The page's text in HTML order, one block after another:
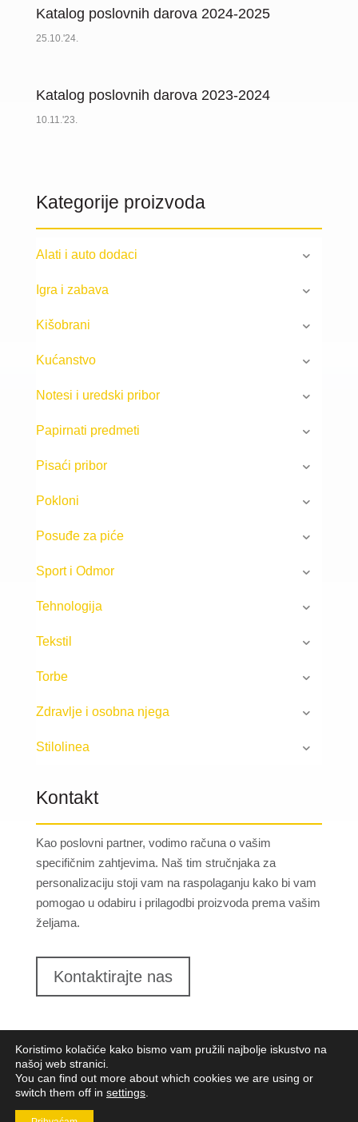
Katalog poslovnih darova 2024-2025
25.10.'24.
Katalog poslovnih darova 2023-2024
10.11.'23.
Kategorije proizvoda
Alati i auto dodaci
Igra i zabava
Kišobrani
Kućanstvo
Notesi i uredski pribor
Papirnati predmeti
Pisaći pribor
Pokloni
Posuđe za piće
Sport i Odmor
Tehnologija
Tekstil
Torbe
Zdravlje i osobna njega
Stilolinea
Kontakt
Kao poslovni partner, vodimo računa o vašim
specifičnim zahtjevima. Naš tim stručnjaka za
personalizaciju stoji vam na raspolaganju kako bi vam
pomogao u odabiru i prilagodbi proizvoda prema vašim
željama.
Kontaktirajte nas
Lungomare d.o.o.2023. Sva prava pridržana |
uvjeti poslovanja
Koristimo kolačiće kako bismo vam pružili najbolje iskustvo na
našoj web stranici.
You can find out more about which cookies we are using or
switch them off in settings